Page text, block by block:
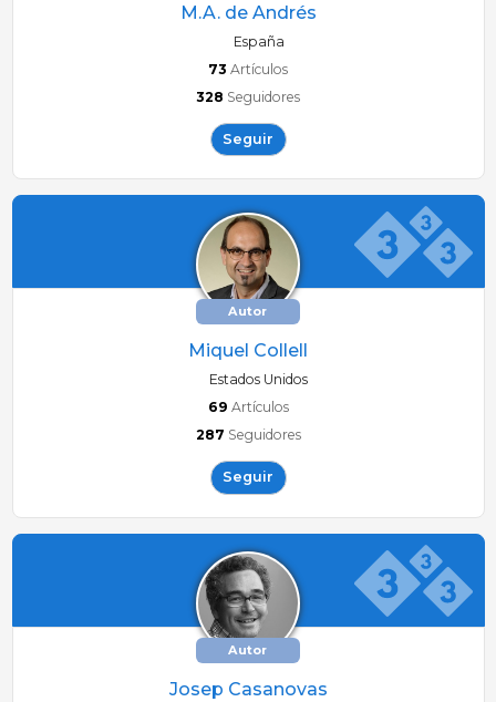
M.A. de Andrés
España
73 Artículos
328 Seguidores
Seguir
Autor
Miquel Collell
Estados Unidos
69 Artículos
287 Seguidores
Seguir
Autor
Josep Casanovas